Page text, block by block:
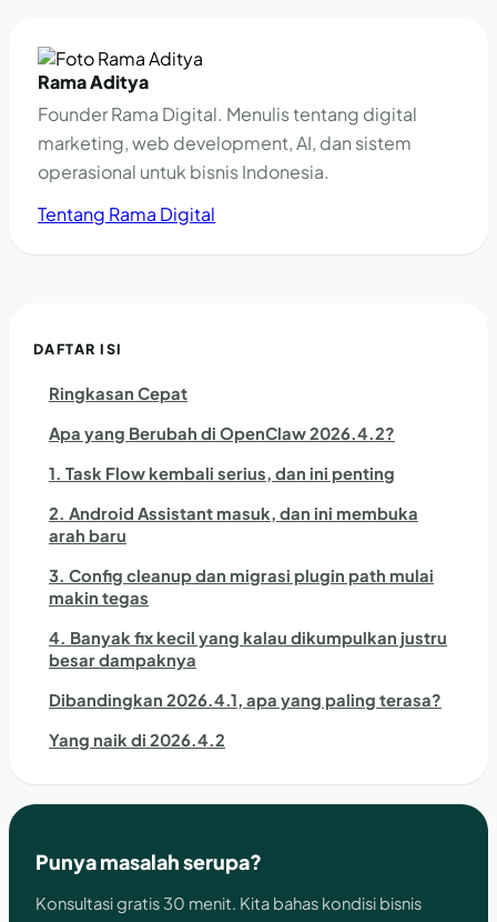
Rama Aditya
Founder Rama Digital. Menulis tentang digital
marketing, web development, AI, dan sistem
operasional untuk bisnis Indonesia.
Tentang Rama Digital
DAFTAR ISI
Ringkasan Cepat
Apa yang Berubah di OpenClaw 2026.4.2?
1. Task Flow kembali serius, dan ini penting
2. Android Assistant masuk, dan ini membuka
arah baru
3. Config cleanup dan migrasi plugin path mulai
makin tegas
4. Banyak fix kecil yang kalau dikumpulkan justru
besar dampaknya
Dibandingkan 2026.4.1, apa yang paling terasa?
Yang naik di 2026.4.2
Punya masalah serupa?
Konsultasi gratis 30 menit. Kita bahas kondisi bisnis